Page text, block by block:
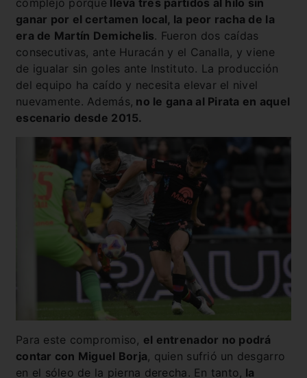
ganar por el certamen local, la peor racha de la
era de Martín Demichelis. Fueron dos caídas
consecutivas, ante Huracán y el Canalla, y viene
de igualar sin goles ante Instituto. La producción
del equipo ha caído y necesita elevar el nivel
nuevamente. Además, no le gana al Pirata en aquel
escenario desde 2015.
Para este compromiso, el entrenador no podrá
contar con Miguel Borja, quien sufrió un desgarro
en el sóleo de la pierna derecha. En tanto, la